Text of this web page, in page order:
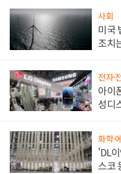
사회
미국
조치
전자·
아이
성디
화학·
'DL
스코